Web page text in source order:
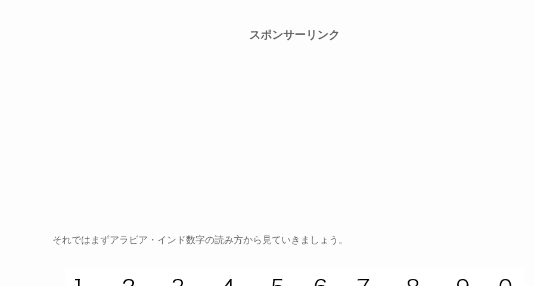
スポンサーリンク
それではまずアラビア・インド数字の読み方から見ていきましょう。